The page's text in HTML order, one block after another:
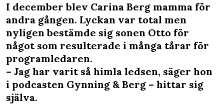
I december blev Carina Berg mamma för
andra gången. Lyckan var total men
nyligen bestämde sig sonen Otto för
något som resulterade i många tårar för
programledaren.
– Jag har varit så himla ledsen, säger hon
i podcasten Gynning & Berg – hittar sig
själva.